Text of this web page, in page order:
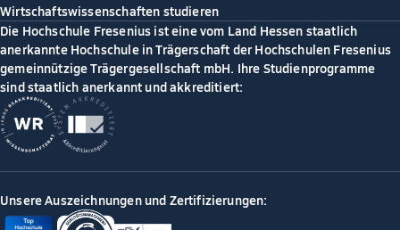
Wirtschaftswissenschaften studieren
Die Hochschule Fresenius ist eine vom Land Hessen staatlich
anerkannte Hochschule in Trägerschaft der Hochschulen Fresenius
gemeinnützige Trägergesellschaft mbH. Ihre Studienprogramme
sind staatlich anerkannt und akkreditiert:
Unsere Auszeichnungen und Zertifizierungen: